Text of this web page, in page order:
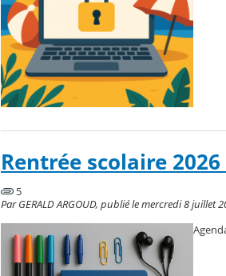
Rentrée scolaire
5
Par GERALD ARGOUD, publié le mercredi 8